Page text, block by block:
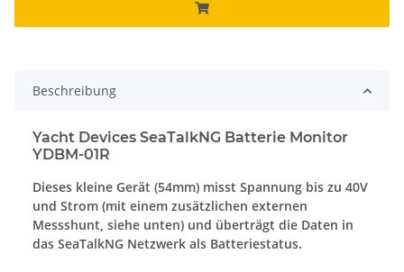
Beschreibung
Yacht Devices SeaTalkNG Batterie Monitor
YDBM-01R
Dieses kleine Gerät (54mm) misst Spannung bis zu 40V
und Strom (mit einem zusätzlichen externen
Messshunt, siehe unten) und überträgt die Daten in
das SeaTalkNG Netzwerk als Batteriestatus.